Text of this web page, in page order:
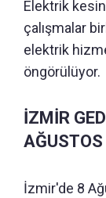
Elektrik
çalışmalar
elektrik
öngörülüyor.
İZMİR
İzmir'de 8